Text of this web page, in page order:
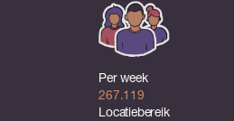
Per week
267.119
Locatiebereik